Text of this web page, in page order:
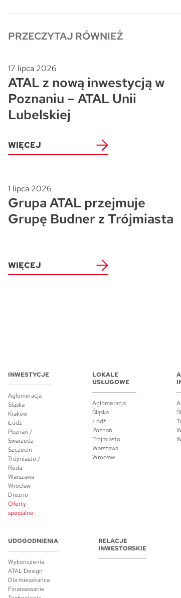
PRZECZYTAJ RÓWNIEŻ
17 lipca 2026
ATAL z nową inwestycją w
Poznaniu – ATAL Unii
Lubelskiej
WIĘCEJ
1 lipca 2026
Grupa ATAL przejmuje
Grupę Budner z Trójmiasta
WIĘCEJ
INWESTYCJE
Aglomeracja
Śląska
Kraków
Łódź
Poznań /
Swarzędz
Szczecin
Trójmiasto /
Reda
Warszawa
Wrocław
Drezno
Oferty
specjalne
LOKALE
USŁUGOWE
Aglomeracja
Śląska
Łódź
Poznań
Trójmiasto
Warszawa
Wrocław
UDOGODNIENIA
Wykończenia
ATAL Design
Dla mieszkańca
Finansowanie
RELACJE
INWESTORSKIE